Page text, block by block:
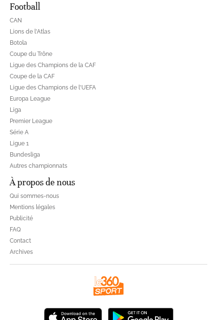
Football
CAN
Lions de l'Atlas
Botola
Coupe du Trône
Ligue des Champions de la CAF
Coupe de la CAF
Ligue des Champions de l'UEFA
Europa League
Liga
Premier League
Série A
Ligue 1
Bundesliga
Autres championnats
À propos de nous
Qui sommes-nous
Mentions légales
Publicité
FAQ
Contact
Archives